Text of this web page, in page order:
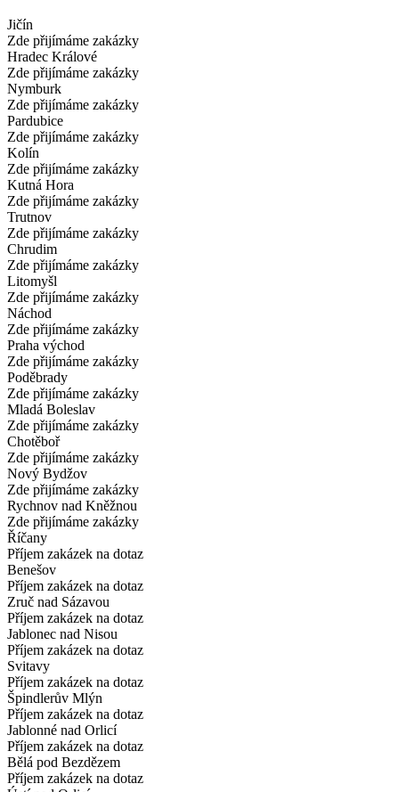
Jičín
Zde přijímáme zakázky
Hradec Králové
Zde přijímáme zakázky
Nymburk
Zde přijímáme zakázky
Pardubice
Zde přijímáme zakázky
Kolín
Zde přijímáme zakázky
Kutná Hora
Zde přijímáme zakázky
Trutnov
Zde přijímáme zakázky
Chrudim
Zde přijímáme zakázky
Litomyšl
Zde přijímáme zakázky
Náchod
Zde přijímáme zakázky
Praha východ
Zde přijímáme zakázky
Poděbrady
Zde přijímáme zakázky
Mladá Boleslav
Zde přijímáme zakázky
Chotěboř
Zde přijímáme zakázky
Nový Bydžov
Zde přijímáme zakázky
Rychnov nad Kněžnou
Zde přijímáme zakázky
Říčany
Příjem zakázek na dotaz
Benešov
Příjem zakázek na dotaz
Zruč nad Sázavou
Příjem zakázek na dotaz
Jablonec nad Nisou
Příjem zakázek na dotaz
Svitavy
Příjem zakázek na dotaz
Špindlerův Mlýn
Příjem zakázek na dotaz
Jablonné nad Orlicí
Příjem zakázek na dotaz
Bělá pod Bezdězem
Příjem zakázek na dotaz